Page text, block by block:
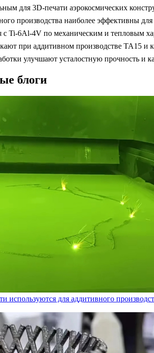
для 3D-печати аэрокосмических
производства наиболее эффективны
с Ti-6Al-4V по механическим и тепловым
при аддитивном производстве TA15 и
улучшают усталостную прочность и
блоги
используются для аддитивного